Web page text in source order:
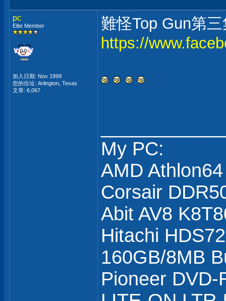
pc
Elite Member
加入日期: Nov 1999
您的住址: Arlington, Texas
文章: 6,067
難怪Top Gun第
https://
My PC:
AMD
Corsair
Abit AV8
Hitachi
160GB/8MB
Pioneer DVD-